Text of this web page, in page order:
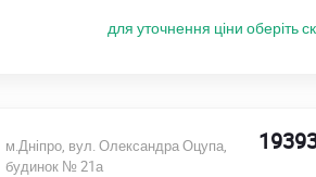
для уточнення ціни оберіть
м.Дніпро, вул. Олександра Оцупа,
будинок № 21а